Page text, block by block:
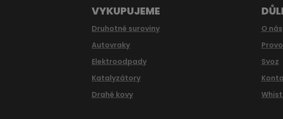
VYKUPUJEME
Druhotné suroviny
Autovraky
Elektroodpady
Katalyzátory
Drahé kovy
O nás
Svoz